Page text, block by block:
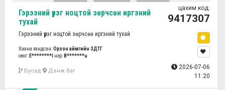
Гэрээний үүрэг ноцтой зөрчсөн иргэний
тухай
Гэрээний үүрэг ноцтой зөрчсөн иргэний тухай
Хаана хандсан:Орхон аймгийн ЗДТГ
овог: E********l нэр: B*******u
Бусад Дэнж баг
цахим код:
9417307
2026-07-06
11:20